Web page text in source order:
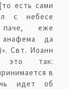
есть сами
с небесе
паче, еже
анафема да
Свт. Иоанн
это так:
в
идет об